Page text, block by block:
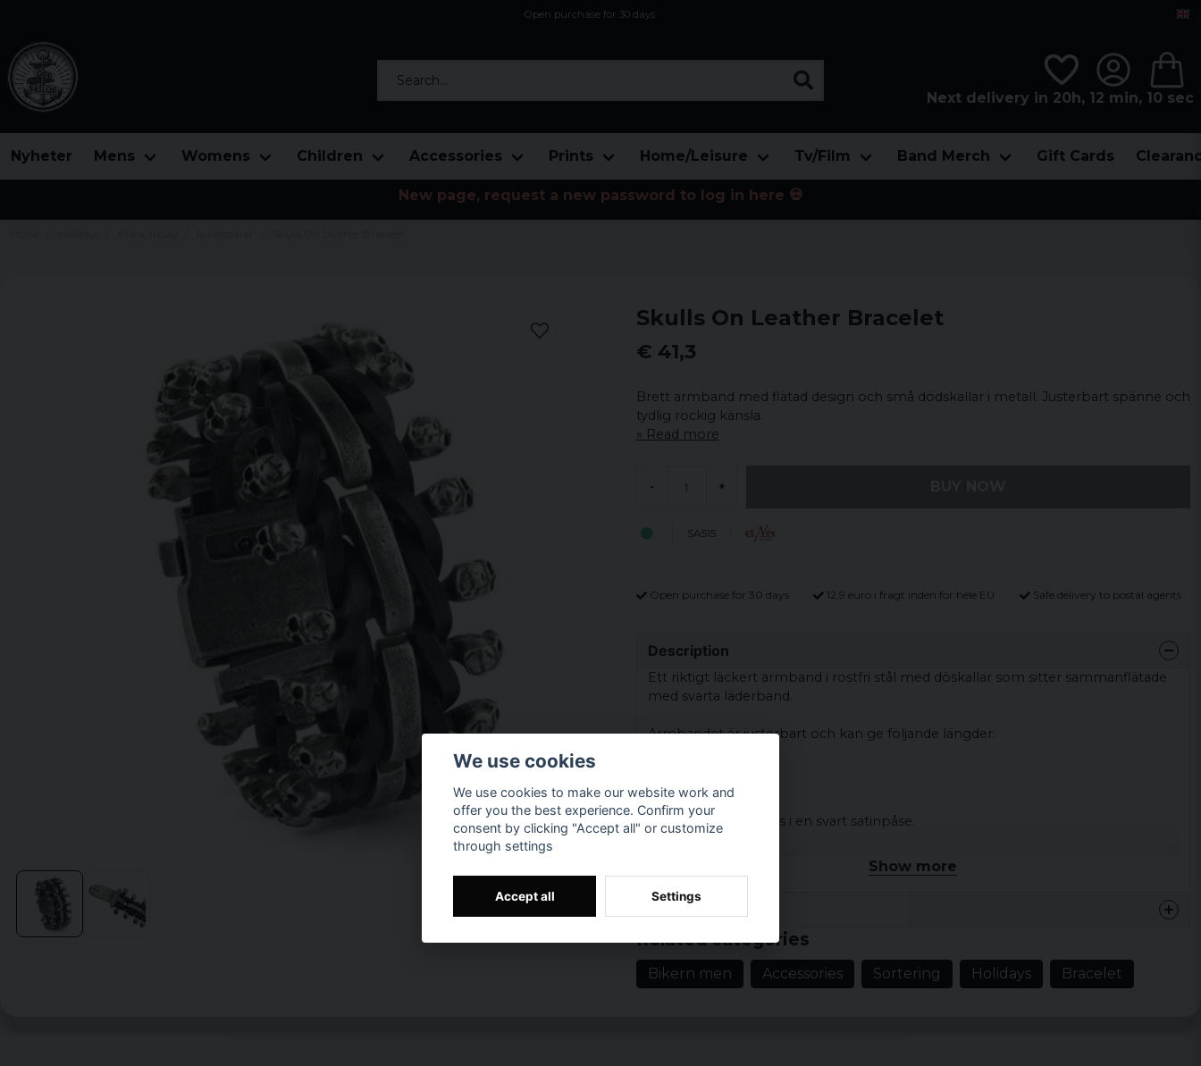
Open purchase for 30 days
Next delivery in 20h, 12 min, 09 sec
Nyheter Mens Womens Children Accessories Prints Home/Leisure Tv/Film Band Merch Gift Cards
New page, request a new password to log in here 💀
Skulls On Leather Bracelet
€ 41,3
Brett armband med flätad design och små dödskallar i metall. Justerbart spänne och
tydlig rockig känsla.
Read more
- +
SA515
Open purchase for 30 days 12,9 euro i fragt inden for hele EU Safe delivery to postal agents
Description
Ett riktigt läckert armband i rostfri stål med döskallar som sitter sammanflätade
med svarta läderband.
Armbandet är justerbart och kan ge följande längder:
22,5 cm
Armbandet levereras i en svart satinpåse.
Show more
Prishistorik
Related categories
Bikern men Accessories Sortering Holidays Bracelet
We use cookies
We use cookies to make our website work and
offer you the best experience. Confirm your
consent by clicking "Accept all" or customize
through settings
Accept all Settings